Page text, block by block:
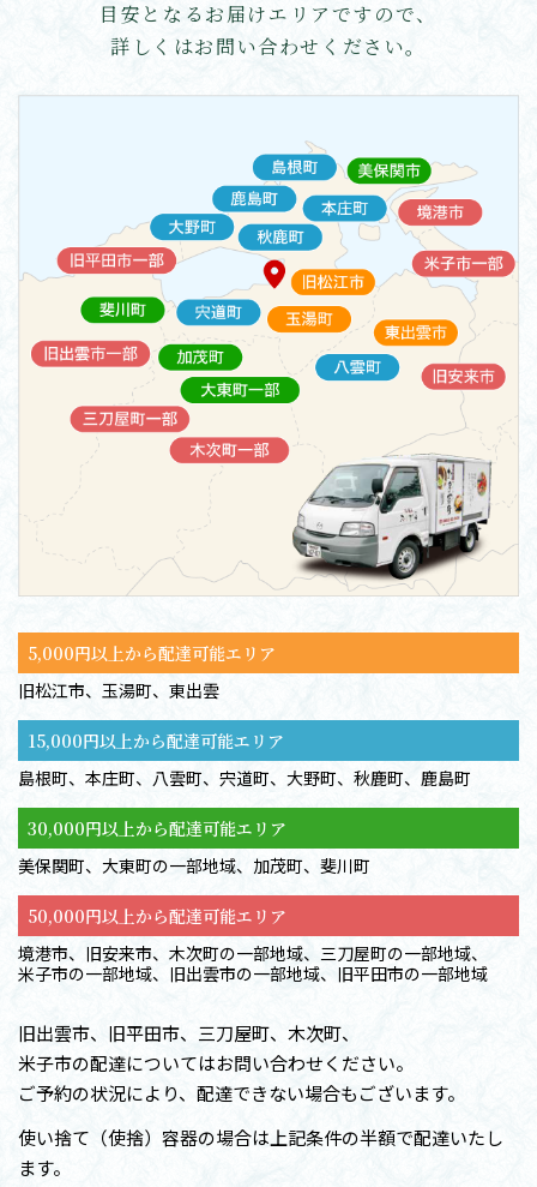
目安となるお届けエリアですので、
詳しくはお問い合わせください。
5,000円以上から配達可能エリア
旧松江市、玉湯町、東出雲
15,000円以上から配達可能エリア
島根町、本庄町、八雲町、宍道町、大野町、秋鹿町、鹿島町
30,000円以上から配達可能エリア
美保関町、大東町の一部地域、加茂町、斐川町
50,000円以上から配達可能エリア
境港市、旧安来市、木次町の一部地域、三刀屋町の一部地域、
米子市の一部地域、旧出雲市の一部地域、旧平田市の一部地域
旧出雲市、旧平田市、三刀屋町、木次町、
米子市の配達についてはお問い合わせください。
ご予約の状況により、 配達できない場合もございます。
使い捨て（使捨）容器の場合は上記条件の半額で配達いたし
ます。